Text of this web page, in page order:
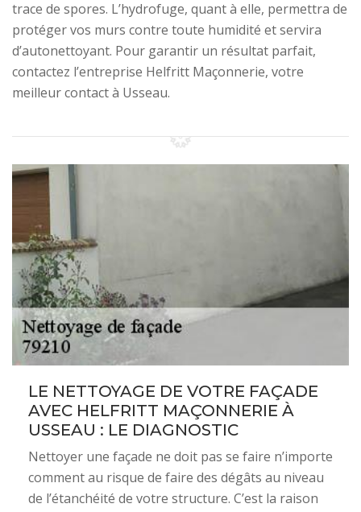
trace de spores. L’hydrofuge, quant à elle, permettra de
protéger vos murs contre toute humidité et servira
d’autonettoyant. Pour garantir un résultat parfait,
contactez l’entreprise Helfritt Maçonnerie, votre
meilleur contact à Usseau.
LE NETTOYAGE DE VOTRE FAÇADE
AVEC HELFRITT MAÇONNERIE À
USSEAU : LE DIAGNOSTIC
Nettoyer une façade ne doit pas se faire n’importe
comment au risque de faire des dégâts au niveau
de l’étanchéité de votre structure. C’est la raison